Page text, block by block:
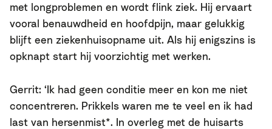
met longproblemen en wordt flink ziek. Hij ervaart
vooral benauwdheid en hoofdpijn, maar gelukkig
blijft een ziekenhuisopname uit. Als hij enigszins is
opknapt start hij voorzichtig met werken.
Gerrit: ‘Ik had geen conditie meer en kon me niet
concentreren. Prikkels waren me te veel en ik had
last van hersenmist*. In overleg met de huisarts